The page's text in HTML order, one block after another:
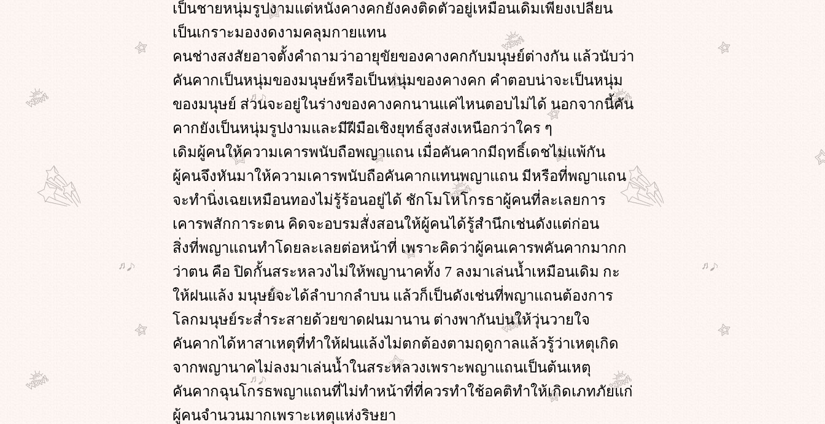
เป็นชายหนุ่มรูปงามแต่หนังคางคกยังคงติดตัวอยู่เหมือนเดิมเพียงเปลี่ยน
เป็นเกราะมองงดงามคลุมกายแทน
คนช่างสงสัยอาจตั้งคำถามว่าอายุขัยของคางคกกับมนุษย์ต่างกัน แล้วนับว่า
คันคากเป็นหนุ่มของมนุษย์หรือเป็นหนุ่มของคางคก คำตอบน่าจะเป็นหนุ่ม
ของมนุษย์ ส่วนจะอยู่ในร่างของคางคกนานแค่ไหนตอบไม่ได้ นอกจากนี้คัน
คากยังเป็นหนุ่มรูปงามและมีฝีมือเชิงยุทธ์สูงส่งเหนือกว่าใคร ๆ
เดิมผู้คนให้ความเคารพนับถือพญาแถน เมื่อคันคากมีฤทธิ์เดชไม่แพ้กัน
ผู้คนจึงหันมาให้ความเคารพนับถือคันคากแทนพญาแถน มีหรือที่พญาแถน
จะทำนิ่งเฉยเหมือนทองไม่รู้ร้อนอยู่ได้ ชักโมโหโกรธาผู้คนที่ละเลยการ
เคารพสักการะตน คิดจะอบรมสั่งสอนให้ผู้คนได้รู้สำนึกเช่นดังแต่ก่อน
สิ่งที่พญาแถนทำโดยละเลยต่อหน้าที่ เพราะคิดว่าผู้คนเคารพคันคากมากก
ว่าตน คือ ปิดกั้นสระหลวงไม่ให้พญานาคทั้ง 7 ลงมาเล่นน้ำเหมือนเดิม กะ
ห้ฝนแล้ง มนุษย์จะได้ลำบากลำบน แล้วก็เป็นดังเช่นที่พญาแถนต้องการ
ลกมนุษย์ระส่ำระสายด้วยขาดฝนมานาน ต่างพากันบ่นให้วุ่นวายใจ
คันคากได้หาสาเหตุที่ทำให้ฝนแล้งไม่ตกต้องตามฤดูกาลแล้วรู้ว่าเหตุเกิด
จากพญานาคไม่ลงมาเล่นน้ำในสระหลวงเพราะพญาแถนเป็นต้นเหตุ
คันคากฉุนโกรธพญาแถนที่ไม่ทำหน้าที่ที่ควรทำใช้อคติทำให้เกิดเภทภัยแก่
ผู้คนจำนวนมากเพราะเหตุแห่งริษยา